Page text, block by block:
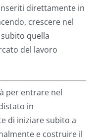
direttamente in
crescere nel
quella
del lavoro
per entrare nel
in
di iniziare subito a
e costruire il